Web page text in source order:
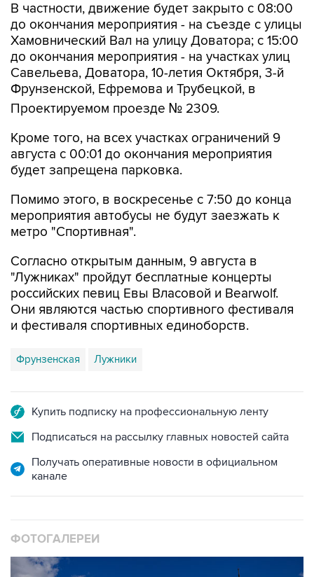
В частности, движение будет закрыто с 08:00
до окончания мероприятия - на съезде с улицы
Хамовнический Вал на улицу Доватора; с 15:00
до окончания мероприятия - на участках улиц
Савельева, Доватора, 10-летия Октября, 3-й
Фрунзенской, Ефремова и Трубецкой, в
Проектируемом проезде № 2309.
Кроме того, на всех участках ограничений 9
августа с 00:01 до окончания мероприятия
будет запрещена парковка.
Помимо этого, в воскресенье с 7:50 до конца
мероприятия автобусы не будут заезжать к
метро "Спортивная".
Согласно открытым данным, 9 августа в
"Лужниках" пройдут бесплатные концерты
российских певиц Евы Власовой и Bearwolf.
Они являются частью спортивного фестиваля
и фестиваля спортивных единоборств.
Фрунзенская Лужники
Купить подписку на профессиональную ленту
Подписаться на рассылку главных новостей сайта
Получать оперативные новости в официальном
канале
ФОТОГАЛЕРЕИ